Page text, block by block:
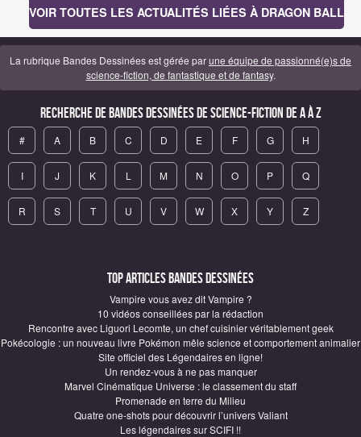
VOIR TOUTES LES ACTUALITÉS LIÉES À DRAGON BALL
La rubrique Bandes Dessinées est gérée parune équipe de passionné(e)s de
science-fiction, de fantastique et de fantasy.
Recherche de Bandes Dessinées de science-fiction de A à Z
# A B C D E F G H
I J K L M N O P Q
R S T U V W X Y Z
Top articles Bandes Dessinées
Vampire vous avez dit Vampire ?
10 vidéos conseillées par la rédaction
Rencontre avec Liguori Lecomte, un chef cuisinier véritablement geek
Pokécologie : un nouveau livre Pokémon mêle science et comportement animalier
Site officiel des Légendaires en ligne!
Un rendez-vous à ne pas manquer
Marvel Cinématique Universe : le classement du staff
Promenade en terre du Milieu
Quatre one-shots pour découvrir l’univers Valiant
Les légendaires sur SCIFI !!